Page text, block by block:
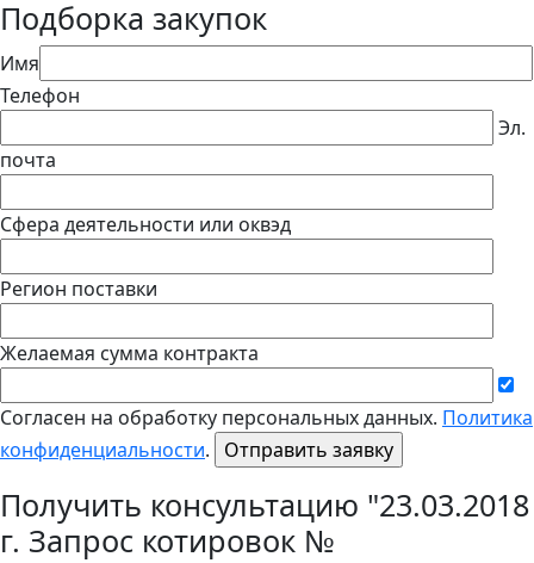
Подборка закупок
Имя
Телефон
Эл.
почта
Сфера деятельности или оквэд
Регион поставки
Желаемая сумма контракта
Согласен на обработку персональных данных. Политика
конфиденциальности.
Получить консультацию "23.03.2018
г. Запрос котировок №